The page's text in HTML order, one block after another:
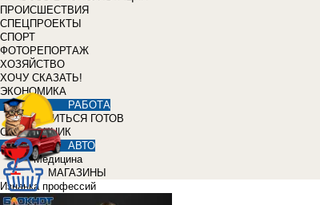
ПРОИСШЕСТВИЯ
СПЕЦПРОЕКТЫ
СПОРТ
ФОТОРЕПОРТАЖ
ХОЗЯЙСТВО
ХОЧУ СКАЗАТЬ!
ЭКОНОМИКА
РАБОТА
УЧИТЬСЯ ГОТОВ
СПРАВОЧНИК
АВТО
Медицина
МАГАЗИНЫ
Изнанка профессий